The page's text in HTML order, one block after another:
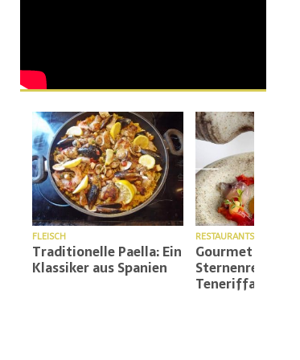
FLEISCH
Traditionelle Paella: Ein
Klassiker aus Spanien
RESTAURANTS
Gourmet Michelin
Sternenregen für
Teneriffa